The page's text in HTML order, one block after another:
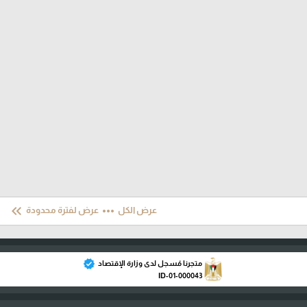
عرض الكل more_horiz عرض لفترة محدودة keyboard_double_arrow_left
متجرنا مُسجل لدى وزارة الإقتصاد verified
ID-01-000043